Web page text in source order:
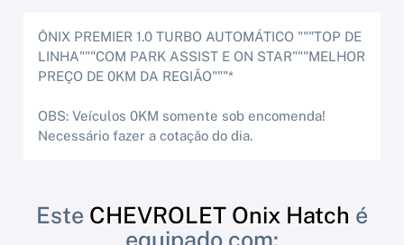
ÔNIX PREMIER 1.0 TURBO AUTOMÁTICO """TOP DE
LINHA"""COM PARK ASSIST E ON STAR"""MELHOR
PREÇO DE 0KM DA REGIÃO"""*
OBS: Veículos 0KM somente sob encomenda!
Necessário fazer a cotação do dia.
Este CHEVROLET Onix Hatch é